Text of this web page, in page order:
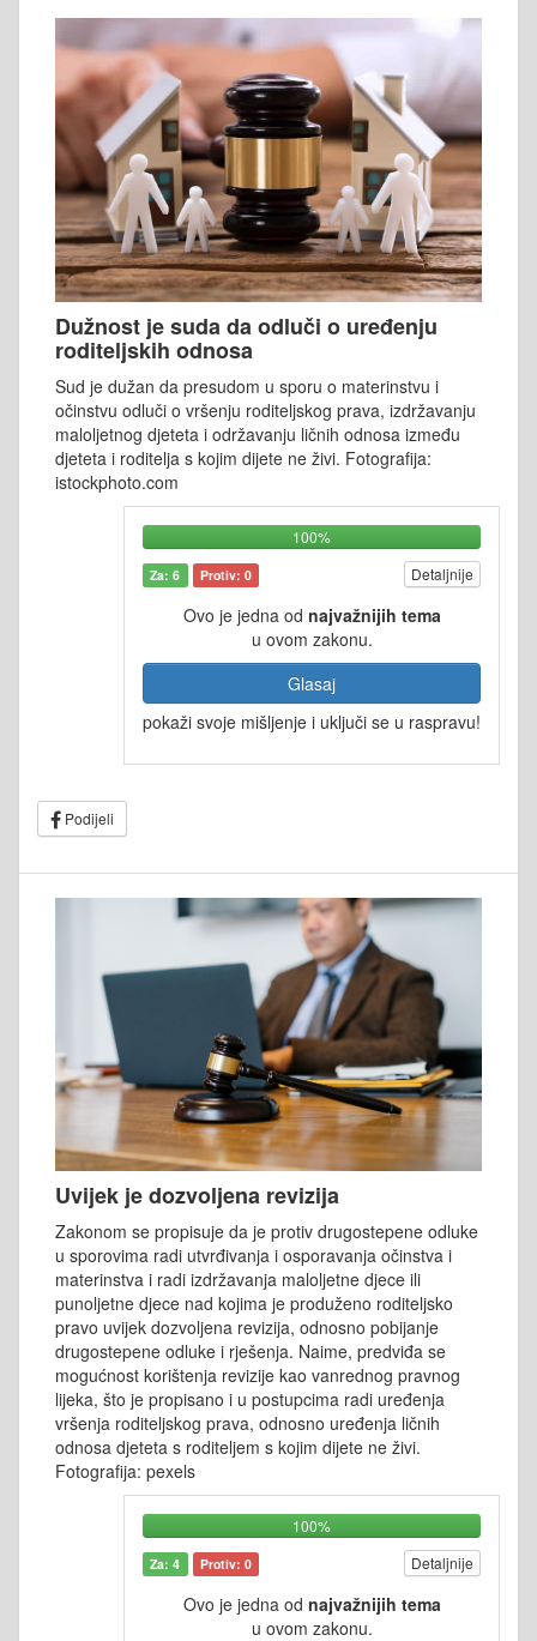
Dužnost je suda da odluči o uređenju
roditeljskih odnosa
Sud je dužan da presudom u sporu o materinstvu i
očinstvu odluči o vršenju roditeljskog prava, izdržavanju
maloljetnog djeteta i održavanju ličnih odnosa između
djeteta i roditelja s kojim dijete ne živi. Fotografija:
istockphoto.com
100%
Za: 6 Protiv: 0 Detaljnije
Ovo je jedna od najvažnijih tema
u ovom zakonu.
Glasaj
pokaži svoje mišljenje i uključi se u raspravu!
Podijeli
Uvijek je dozvoljena revizija
Zakonom se propisuje da je protiv drugostepene odluke
u sporovima radi utvrđivanja i osporavanja očinstva i
materinstva i radi izdržavanja maloljetne djece ili
punoljetne djece nad kojima je produženo roditeljsko
pravo uvijek dozvoljena revizija, odnosno pobijanje
drugostepene odluke i rješenja. Naime, predviđa se
mogućnost korištenja revizije kao vanrednog pravnog
lijeka, što je propisano i u postupcima radi uređenja
vršenja roditeljskog prava, odnosno uređenja ličnih
odnosa djeteta s roditeljem s kojim dijete ne živi.
Fotografija: pexels
100%
Za: 4 Protiv: 0 Detaljnije
Ovo je jedna od najvažnijih tema
u ovom zakonu.